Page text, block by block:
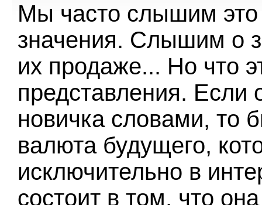
Мы часто слышим
значения. Слышим о
их продаже... Но что
представления. Если
новичка словами, то
валюта будущего,
исключительно в
состоит в том, что